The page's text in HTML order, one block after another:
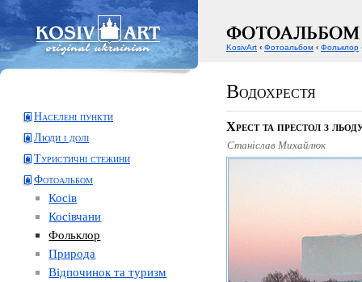
Водохрестя
Населені пункти
Люди і долі
Туристичні стежини
Фотоальбом
Косів
Косівчани
Фольклор
Природа
Відпочинок та туризм
Хрест та престол з
Станіслав Михайлюк
KosivArt ‹ Фотоальбом ‹ Фольклор